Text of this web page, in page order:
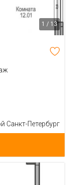
1 / 13
Санкт-Петербург